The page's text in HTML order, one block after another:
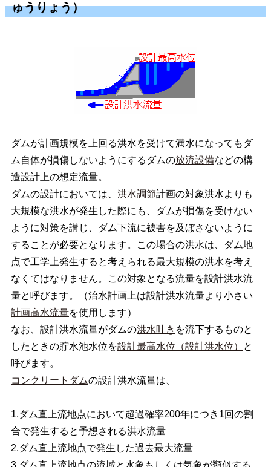
ゅうりょう）
ダムが計画規模を上回る洪水を受けて満水になってもダ
ム自体が損傷しないようにするダムの放流設備などの構
造設計上の想定流量。
ダムの設計においては、 洪水調節計画の対象洪水よりも
大規模な洪水が発生した際にも、ダムが損傷を受けない
ように対策を講じ、ダム下流に被害を及ぼさないように
することが必要となります。この場合の洪水は、ダム地
点で工学上発生すると考えられる最大規模の洪水を考え
なくてはなりません。この対象となる流量を設計洪水流
量と呼びます。（治水計画上は設計洪水流量より小さい
計画高水流量を使用します）
なお、設計洪水流量がダムの洪水吐き を流下するものと
したときの貯水池水位を設計最高水位（設計洪水位）
と
呼びます。
コンクリートダムの設計洪水流量は、
1.ダム直上流地点において超過確率200年につき1回の割
合で発生すると予想される洪水流量
2.ダム直上流地点で発生した過去最大流量
3.ダム直上流地点の流域と水象もしくは気象が類似する